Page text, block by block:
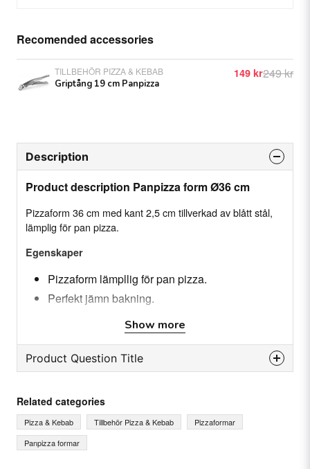
Recomended accessories
TILLBEHÖR PIZZA & KEBAB
Griptång 19 cm Panpizza
249 kr
149 kr
Description
Product description Panpizza form Ø36 cm
Pizzaform 36 cm med kant 2,5 cm tillverkad av blått stål,
lämplig för pan pizza.
Egenskaper
Pizzaform lämpllig för pan pizza.
Perfekt jämn bakning.
Diameter: 28 cm
Kant: 2,5 cm
Material: Blått stål
Show more
Product Question Title
Ask us something about this product...
Related categories
Pizza & Kebab Tillbehör Pizza & Kebab
Pizzaformar
Panpizza formar